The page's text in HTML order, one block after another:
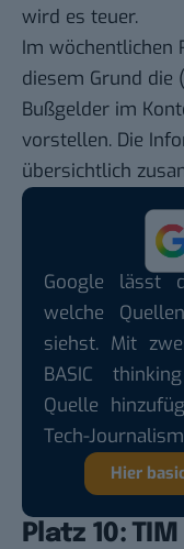
wird es teuer.
Im wöchentlichen
diesem Grund die
Bußgelder im
vorstellen. Die
übersichtlich
Google lässt
welche
siehst. Mit
BASIC
Quelle
Tech-
Hier
Platz 10: TIM